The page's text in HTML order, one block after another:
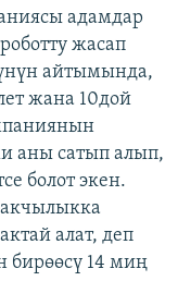
адамдар
жасап
айтымында,
жана 10дой
аны сатып алып,
болот экен.
алат, деп
14 миң